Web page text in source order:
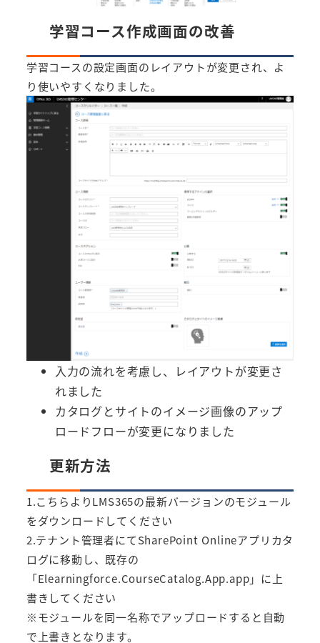
学習コース作成画面の改善
学習コースの設定画面のレイアウトが変更され、よ
り使いやすくなりました。
入力の流れを考慮し、レイアウトが変更さ
れました
カタログとサイトのイメージ画像のアップ
ロードフローが変更になりました
更新方法
1.こちらよりLMS365の最新バージョンのモジュール
をダウンロードしてください
2.テナント管理者にてSharePoint Onlineアプリカタ
ログに移動し、既存の
「Elearningforce.CourseCatalog.App.app」に上
書きしてください
※モジュールを同一名称でアップロードすると自動
で上書きとなります。